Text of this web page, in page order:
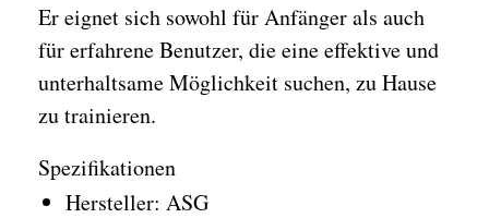
Er eignet sich sowohl für Anfänger als auch
für erfahrene Benutzer, die eine effektive und
unterhaltsame Möglichkeit suchen, zu Hause
zu trainieren.
Spezifikationen
Hersteller: ASG